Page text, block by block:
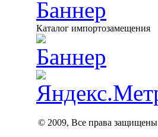
Каталог импортозамещения
© 2009, Все права защищены